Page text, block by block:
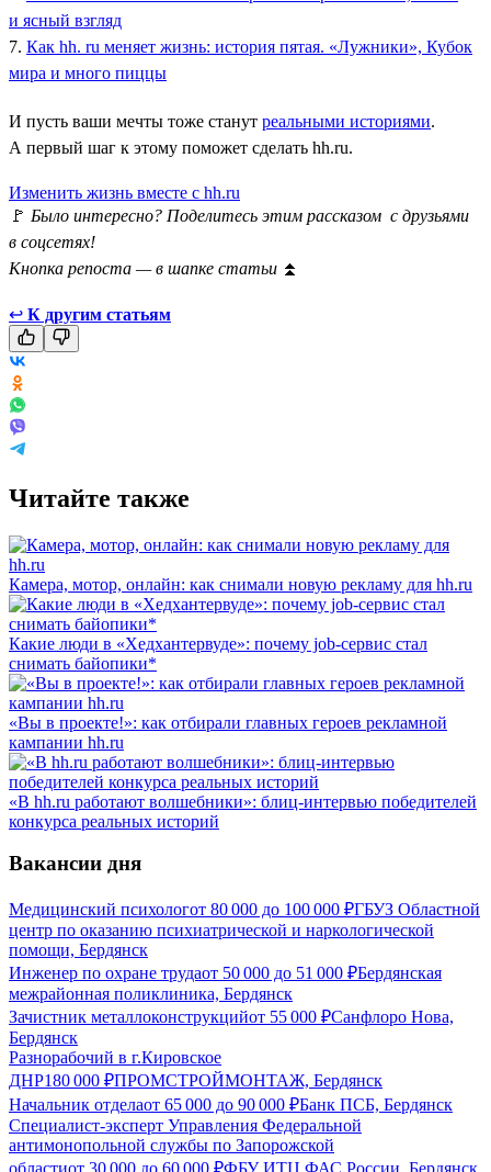
и ясный взгляд
7. Как hh. ru меняет жизнь: история пятая. «Лужники», Кубок
мира и много пиццы
И пусть ваши мечты тоже станут реальными историями.
А первый шаг к этому поможет сделать hh.ru.
Изменить жизнь вместе с hh.ru
🚩 Было интересно? Поделитесь этим рассказом с друзьями
в соцсетях!
Кнопка репоста — в шапке статьи ⏫
↩ К другим статьям
Читайте также
Камера, мотор, онлайн: как снимали новую рекламу для hh.ru
Какие люди в «Хедхантервуде»: почему job-сервис стал
снимать байопики*
«Вы в проекте!»: как отбирали главных героев рекламной
кампании hh.ru
«В hh.ru работают волшебники»: блиц-интервью победителей
конкурса реальных историй
Вакансии дня
Медицинский психологот 80 000 до 100 000 ₽ГБУЗ Областной
центр по оказанию психиатрической и наркологической
помощи, Бердянск
Инженер по охране трудаот 50 000 до 51 000 ₽Бердянская
межрайонная поликлиника, Бердянск
Зачистник металлоконструкцийот 55 000 ₽Санфлоро Нова,
Бердянск
Разнорабочий в г.Кировское
ДНР180 000 ₽ПРОМСТРОЙМОНТАЖ, Бердянск
Начальник отделаот 65 000 до 90 000 ₽Банк ПСБ, Бердянск
Специалист-эксперт Управления Федеральной
антимонопольной службы по Запорожской